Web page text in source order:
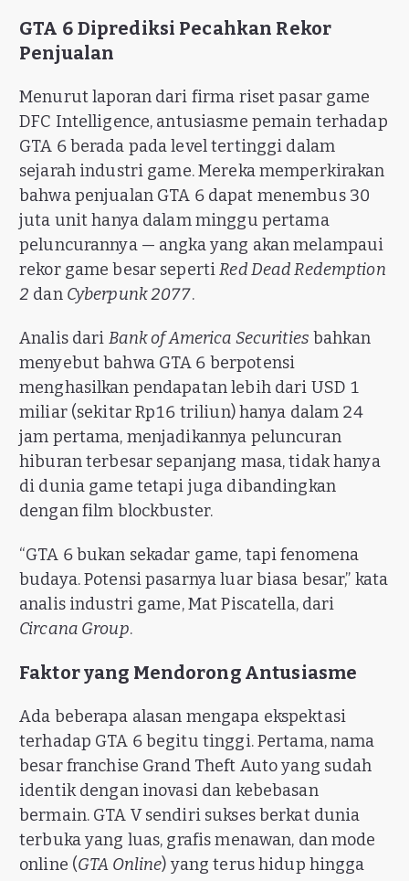
GTA 6 Diprediksi Pecahkan Rekor
Penjualan
Menurut laporan dari firma riset pasar game
DFC Intelligence, antusiasme pemain terhadap
GTA 6 berada pada level tertinggi dalam
sejarah industri game. Mereka memperkirakan
bahwa penjualan GTA 6 dapat menembus 30
juta unit hanya dalam minggu pertama
peluncurannya — angka yang akan melampaui
rekor game besar sepertiRed Dead Redemption
2 dan Cyberpunk 2077.
Analis dari Bank of America Securities bahkan
menyebut bahwa GTA 6 berpotensi
menghasilkan pendapatan lebih dari USD 1
miliar (sekitar Rp16 triliun) hanya dalam 24
jam pertama, menjadikannya peluncuran
hiburan terbesar sepanjang masa, tidak hanya
di dunia game tetapi juga dibandingkan
dengan film blockbuster.
“GTA 6 bukan sekadar game, tapi fenomena
budaya. Potensi pasarnya luar biasa besar,” kata
analis industri game, Mat Piscatella, dari
Circana Group.
Faktor yang Mendorong Antusiasme
Ada beberapa alasan mengapa ekspektasi
terhadap GTA 6 begitu tinggi. Pertama, nama
besar franchise Grand Theft Auto yang sudah
identik dengan inovasi dan kebebasan
bermain. GTA V sendiri sukses berkat dunia
terbuka yang luas, grafis menawan, dan mode
online (GTA Online) yang terus hidup hingga